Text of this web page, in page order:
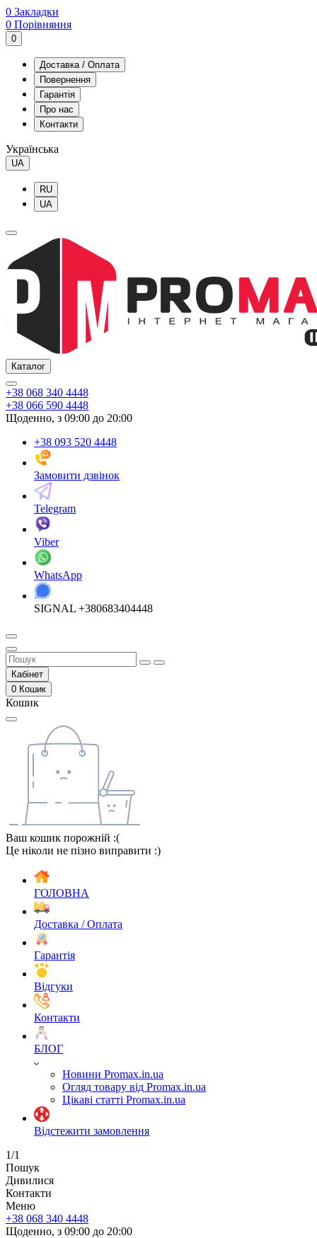
0 Закладки
0 Порівняння
0
Доставка / Оплата
Повернення
Гарантія
Про нас
Контакти
Українська
UA
RU
UA
Каталог
+38 068 340 4448
+38 066 590 4448
Щоденно, з 09:00 до 20:00
+38 093 520 4448
Замовити дзвінок
Telegram
Viber
WhatsApp
SIGNAL +380683404448
Кабінет
0 Кошик
Кошик
Ваш кошик порожній :(
Це ніколи не пізно виправити :)
ГОЛОВНА
Доставка / Оплата
Гарантія
Відгуки
Контакти
БЛОГ
Новини Promax.in.ua
Огляд товару від Promax.in.ua
Цікаві статті Promax.in.ua
Відстежити замовлення
1/1
Пошук
Дивилися
Контакти
Меню
+38 068 340 4448
Щоденно, з 09:00 до 20:00